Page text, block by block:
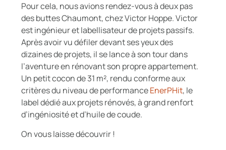
Pour cela, nous avions rendez-vous à deux pas
des buttes Chaumont, chez Victor Hoppe. Victor
est ingénieur et labellisateur de projets passifs.
Après avoir vu défiler devant ses yeux des
dizaines de projets, il se lance à son tour dans
l’aventure en rénovant son propre appartement.
Un petit cocon de 31 m², rendu conforme aux
critères du niveau de performanceEnerPHit, le
label dédié aux projets rénovés, à grand renfort
d’ingéniosité et d’huile de coude.
On vous laisse découvrir !